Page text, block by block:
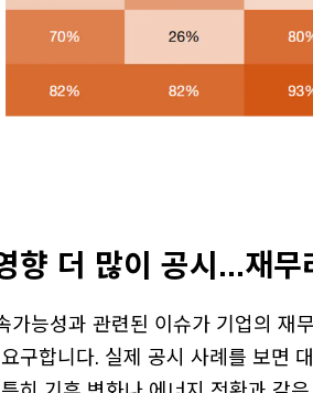
향 더 많이 공시...재
가능성과 관련된 이슈가 기업의 재
구합니다. 실제 공시 사례를 보면